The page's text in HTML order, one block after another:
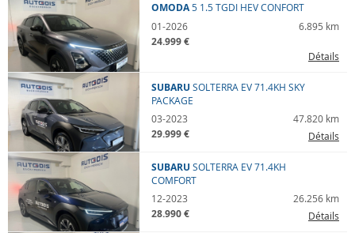
OMODA5 1.5 TGDI HEV CONFORT
01-2026
6.895 km
24.999 €
Détails
SUBARU SOLTERRA EV 71.4KH SKY
PACKAGE
03-2023
47.820 km
29.999 € Détails
SUBARU SOLTERRA EV 71.4KH
COMFORT
12-2023
26.256 km
28.990 € Détails